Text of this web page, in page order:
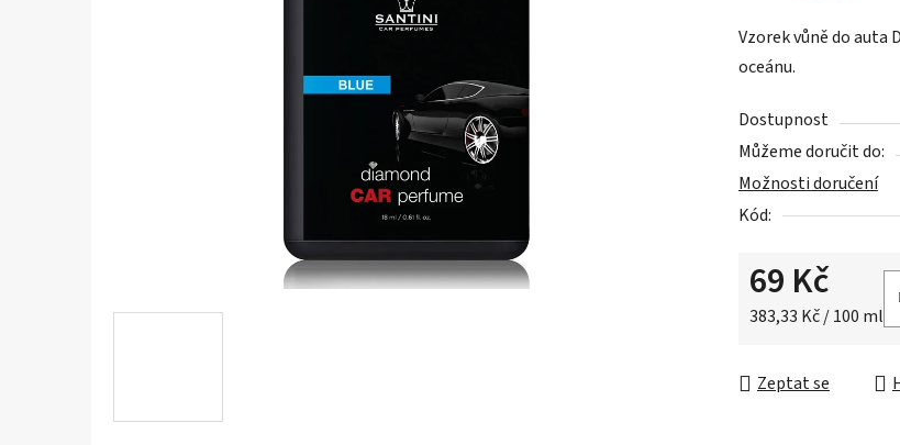
je
0,0
5
hvězdiček.
Vzorek vůně do auta
oceánu.
Dostupnost
Můžeme doručit do:
Možnosti doručení
Kód:
69 Kč
Měrná cena:
383,33 Kč / 100 ml
Zeptat se